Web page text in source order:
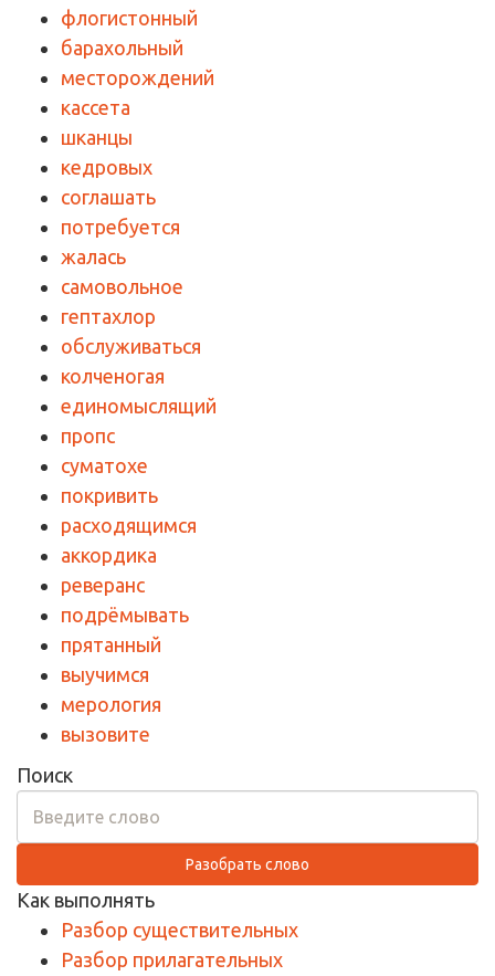
флогистонный
барахольный
месторождений
кассета
шканцы
кедровых
соглашать
потребуется
жалась
самовольное
гептахлор
обслуживаться
колченогая
единомыслящий
пропс
суматохе
покривить
расходящимся
аккордика
реверанс
подрёмывать
прятанный
выучимся
мерология
вызовите
Поиск
Разобрать слово
Как выполнять
Разбор существительных
Разбор прилагательных